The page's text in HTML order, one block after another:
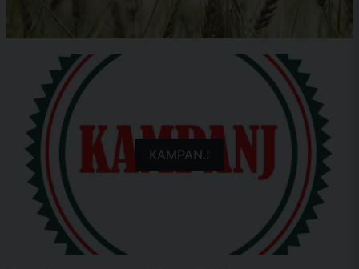
KAMPANJ